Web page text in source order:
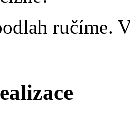
ručíme.